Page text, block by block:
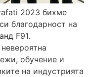
2023 бихме
благодарност на
F91.
обучение и
на индустрията